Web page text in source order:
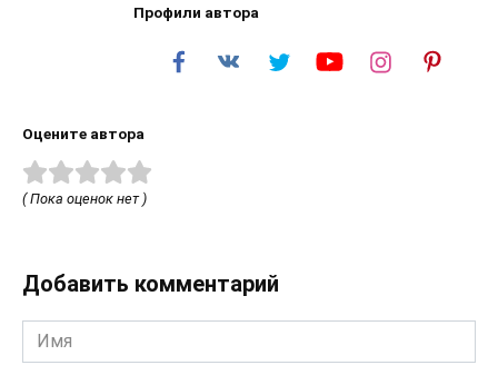
Профили автора
Оцените автора
( Пока оценок нет )
Добавить комментарий
Имя
*